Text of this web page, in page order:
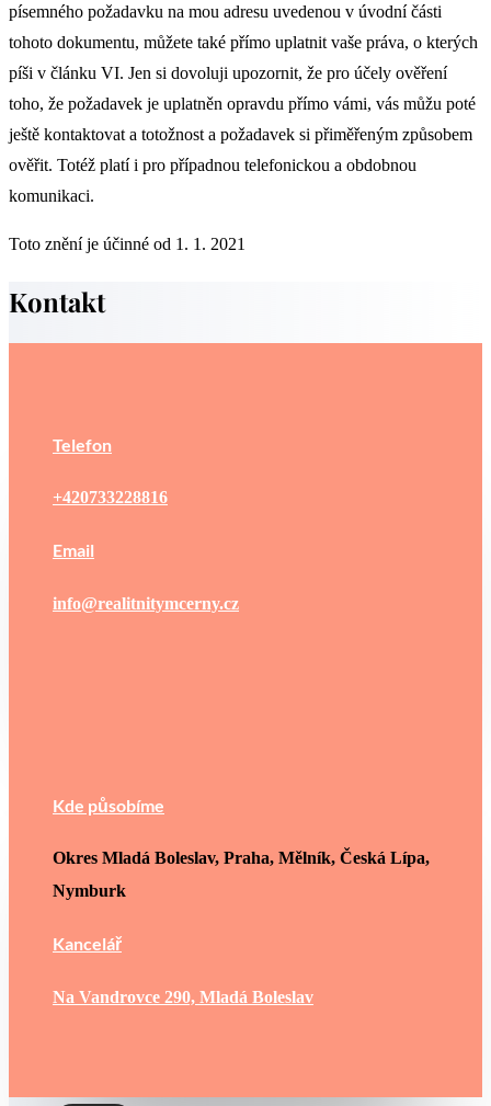
písemného požadavku na mou adresu uvedenou v úvodní části
tohoto dokumentu, můžete také přímo uplatnit vaše práva, o kterých
píši v článku VI. Jen si dovoluji upozornit, že pro účely ověření
toho, že požadavek je uplatněn opravdu přímo vámi, vás můžu poté
ještě kontaktovat a totožnost a požadavek si přiměřeným způsobem
ověřit. Totéž platí i pro případnou telefonickou a obdobnou
komunikaci.
Toto znění je účinné od 1. 1. 2021
Kontakt
Telefon
+420733228816
Email
info@realitnitymcerny.cz
Kde působíme
Okres Mladá Boleslav, Praha, Mělník, Česká Lípa,
Nymburk
Kancelář
Na Vandrovce 290, Mladá Boleslav